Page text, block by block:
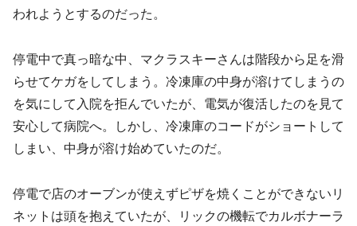
われようとするのだった。
停電中で真っ暗な中、マクラスキーさんは階段から足を滑
らせてケガをしてしまう。冷凍庫の中身が溶けてしまうの
を気にして入院を拒んでいたが、電気が復活したのを見て
安心して病院へ。しかし、冷凍庫のコードがショートして
しまい、中身が溶け始めていたのだ。
停電で店のオーブンが使えずピザを焼くことができないリ
ネットは頭を抱えていたが、リックの機転でカルボナーラ